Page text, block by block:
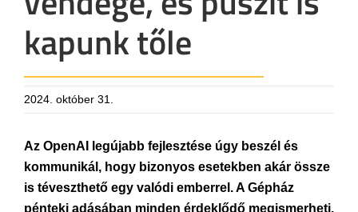
kapunk tőle
2024. október 31.
Az OpenAI legújabb fejlesztése úgy beszél és
kommunikál, hogy bizonyos esetekben akár össze
is téveszthető egy valódi emberrel. A Gépház
pénteki adásában minden érdeklődő megismerheti.